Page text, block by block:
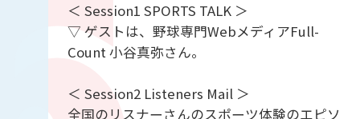
＜ Session1 SPORTS TALK ＞
▽ ゲストは、野球専門WebメディアFull-
Count 小谷真弥さん。
＜ Session2 Listeners Mail ＞
全国のリスナーさんのスポーツ体験のエピソ